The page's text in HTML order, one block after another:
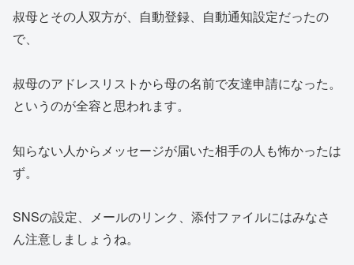
叔母とその人双方が、自動登録、自動通知設定だったの
で、
叔母のアドレスリストから母の名前で友達申請になった。
というのが全容と思われます。
知らない人からメッセージが届いた相手の人も怖かったは
ず。
SNSの設定、メールのリンク、添付ファイルにはみなさ
ん注意しましょうね。